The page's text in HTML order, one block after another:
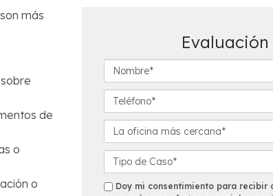
más
de
o
o
o
m
r
*
e
l
f
n
a
o
i
e
t
s
Doy mi consentimiento para recibir